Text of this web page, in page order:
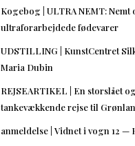
Kogebog | ULTRA NEMT: Nemt
ultraforarbejdede fødevarer
UDSTILLING | KunstCentret
Maria Dubin
REJSEARTIKEL | En storslået og
tankevækkende rejse til
anmeldelse | Vidnet i vogn 12